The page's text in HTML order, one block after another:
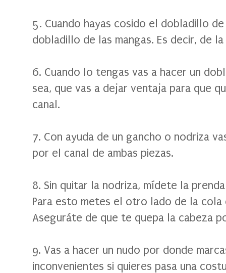
5. Cuando hayas cosido el dobladillo
dobladillo de las mangas. Es decir, de
6. Cuando lo tengas vas a hacer un
sea, que vas a dejar ventaja para que
canal.
7. Con ayuda de un gancho o nodriza
por el canal de ambas piezas.
8. Sin quitar la nodriza, mídete la
Para esto metes el otro lado de la cola
Aseguráte de que te quepa la cabeza
9. Vas a hacer un nudo por donde
inconvenientes si quieres pasa una